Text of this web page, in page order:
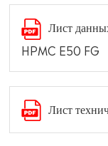
Лист
HPMC E50 FG
Лист